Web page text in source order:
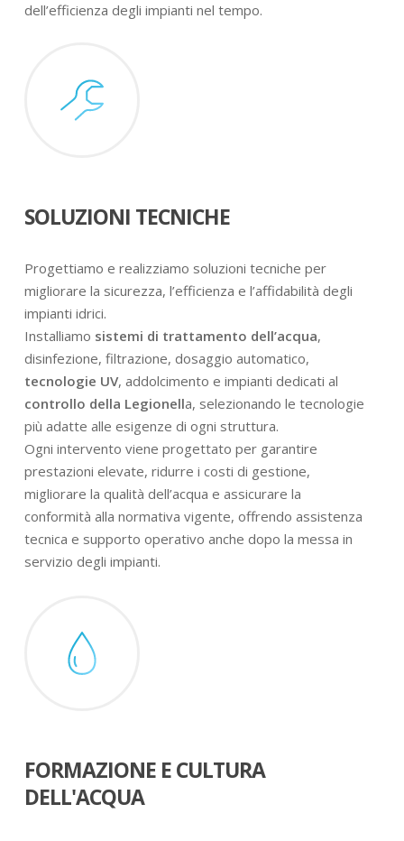
dell’efficienza degli impianti nel tempo.
SOLUZIONI TECNICHE
Progettiamo e realizziamo soluzioni tecniche per
migliorare la sicurezza, l’efficienza e l’affidabilità degli
impianti idrici.
Installiamo sistemi di trattamento dell’acqua,
disinfezione, filtrazione, dosaggio automatico,
tecnologie UV, addolcimento e impianti dedicati al
controllo della Legionella, selezionando le tecnologie
più adatte alle esigenze di ogni struttura.
Ogni intervento viene progettato per garantire
prestazioni elevate, ridurre i costi di gestione,
migliorare la qualità dell’acqua e assicurare la
conformità alla normativa vigente, offrendo assistenza
tecnica e supporto operativo anche dopo la messa in
servizio degli impianti.
FORMAZIONE E CULTURA
DELL'ACQUA